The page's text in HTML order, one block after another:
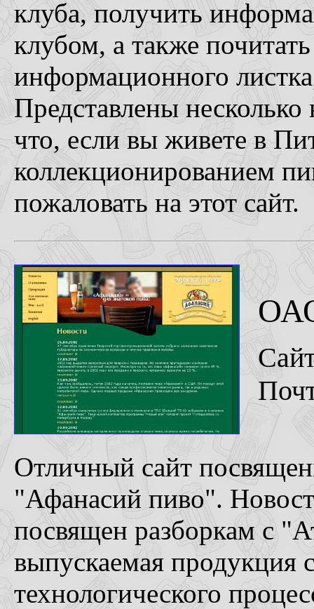
клуба, получить
клубом, а также
информационного
Представлены
что, если вы живете в
коллекционированием
пожаловать на этот сайт.
Отличный сайт
"Афанасий пиво".
посвящен разборкам с
выпускаемая
технологического